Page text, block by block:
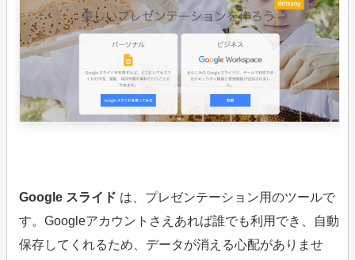
Google スライド は、プレゼンテーション用のツールで
す。Googleアカウントさえあれば誰でも利用でき、自動
保存してくれるため、データが消える心配がありませ